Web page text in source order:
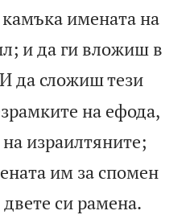
имената на
и да ги вложиш в
И да сложиш тези
на ефода,
израилтяните;
им за спомен
си рамена.